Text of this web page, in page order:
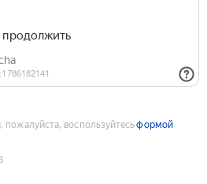
воспользуйтесьформой